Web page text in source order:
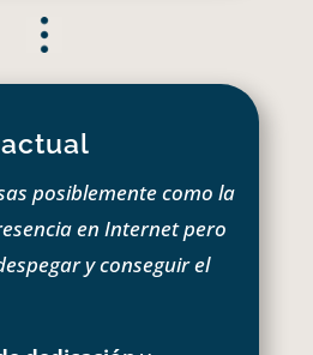
posiblemente como la
en Internet pero
y conseguir el